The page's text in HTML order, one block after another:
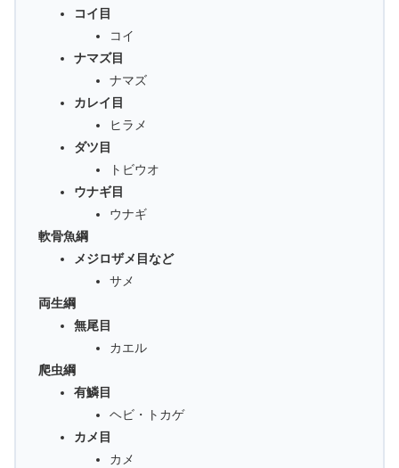
コイ目
コイ
ナマズ目
ナマズ
カレイ目
ヒラメ
ダツ目
トビウオ
ウナギ目
ウナギ
軟骨魚綱
メジロザメ目など
サメ
両生綱
無尾目
カエル
爬虫綱
有鱗目
ヘビ・トカゲ
カメ目
カメ